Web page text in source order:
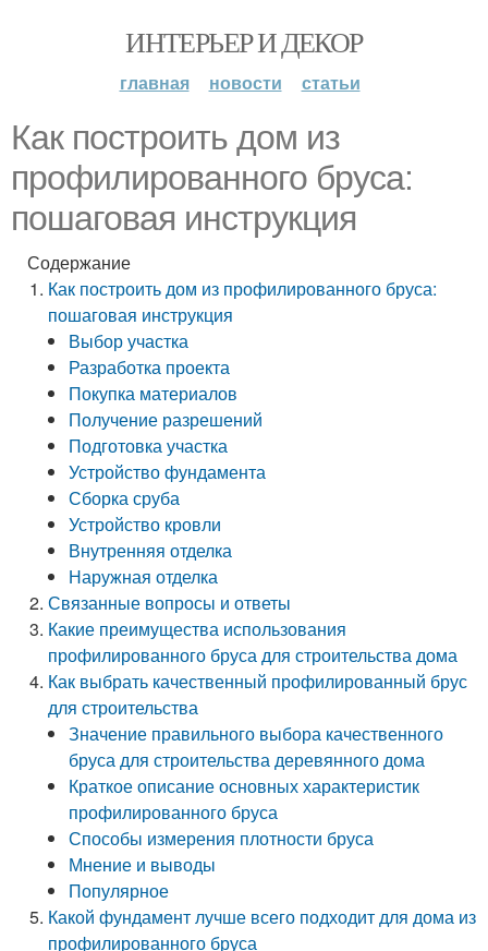
ИНТЕРЬЕР И ДЕКОР
главная новости статьи
Как построить дом из
профилированного бруса:
пошаговая инструкция
Содержание
Как построить дом из профилированного бруса:
пошаговая инструкция
Выбор участка
Разработка проекта
Покупка материалов
Получение разрешений
Подготовка участка
Устройство фундамента
Сборка сруба
Устройство кровли
Внутренняя отделка
Наружная отделка
Связанные вопросы и ответы
Какие преимущества использования
профилированного бруса для строительства дома
Как выбрать качественный профилированный брус
для строительства
Значение правильного выбора качественного
бруса для строительства деревянного дома
Краткое описание основных характеристик
профилированного бруса
Способы измерения плотности бруса
Мнение и выводы
Популярное
Какой фундамент лучше всего подходит для дома из
профилированного бруса